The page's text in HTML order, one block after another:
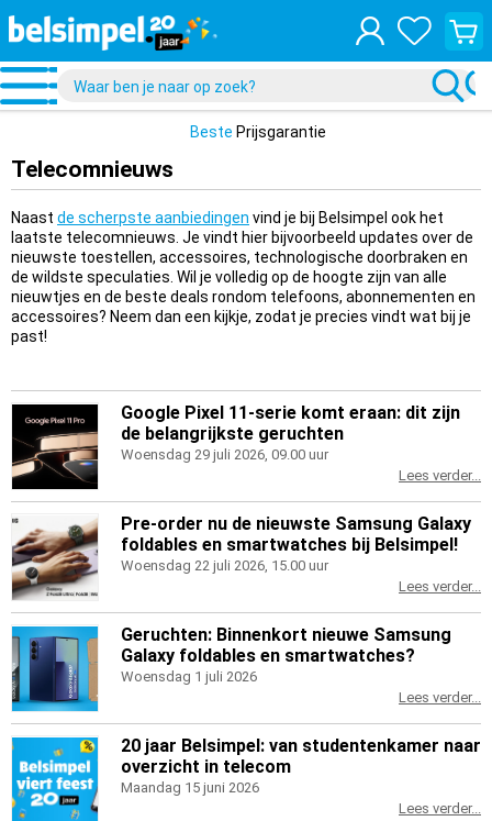
Bekijk
je
Beste Prijsgarantie
Telecomnieuws
Naast de scherpste aanbiedingen vind je bij Belsimpel ook het
laatste telecomnieuws. Je vindt hier bijvoorbeeld updates over de
nieuwste toestellen, accessoires, technologische doorbraken en
de wildste speculaties. Wil je volledig op de hoogte zijn van alle
nieuwtjes en de beste deals rondom telefoons, abonnementen en
accessoires? Neem dan een kijkje, zodat je precies vindt wat bij je
past!
Google Pixel 11-serie komt eraan: dit zijn
de belangrijkste geruchten
Woensdag 29 juli 2026, 09.00 uur
Lees verder...
Pre-order nu de nieuwste Samsung Galaxy
foldables en smartwatches bij Belsimpel!
Woensdag 22 juli 2026, 15.00 uur
Lees verder...
Geruchten: Binnenkort nieuwe Samsung
Galaxy foldables en smartwatches?
Woensdag 1 juli 2026
Lees verder...
20 jaar Belsimpel: van studentenkamer naar
overzicht in telecom
Maandag 15 juni 2026
Lees verder...